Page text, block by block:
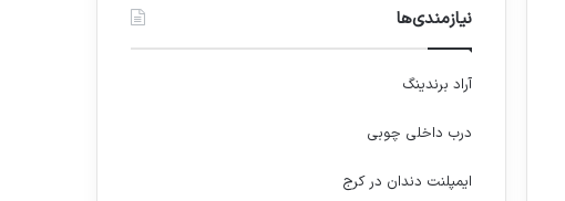
نیازمندی‌ها
آراد برندینگ
درب داخلی چوبی
ایمپلنت دندان در کرج